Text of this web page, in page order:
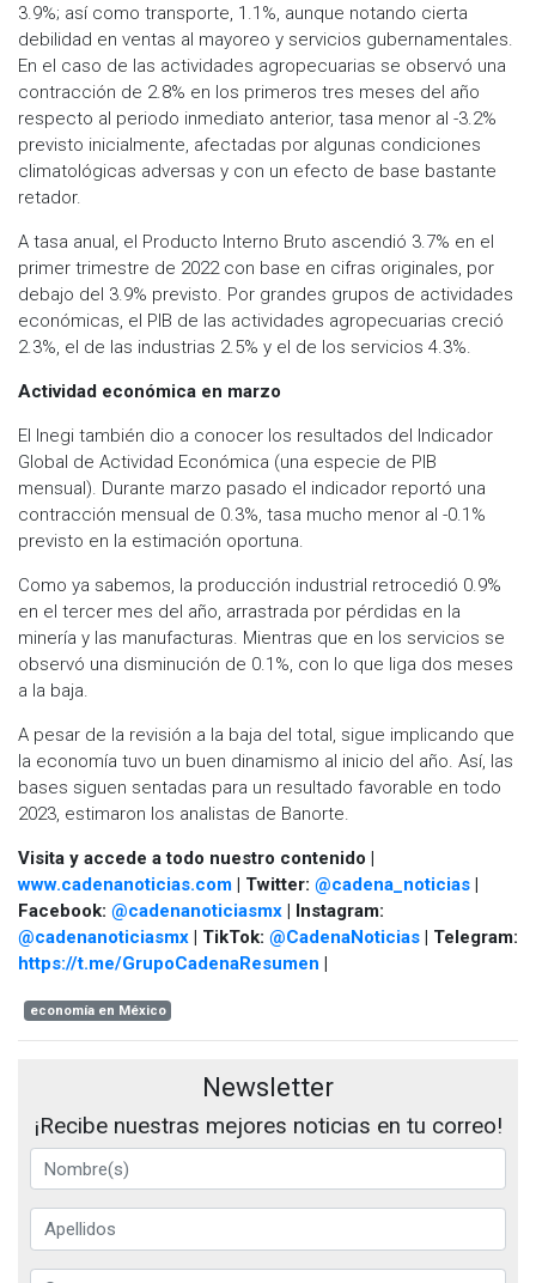
3.9%; así como transporte, 1.1%, aunque notando cierta
debilidad en ventas al mayoreo y servicios gubernamentales.
En el caso de las actividades agropecuarias se observó una
contracción de 2.8% en los primeros tres meses del año
respecto al periodo inmediato anterior, tasa menor al -3.2%
previsto inicialmente, afectadas por algunas condiciones
climatológicas adversas y con un efecto de base bastante
retador.
A tasa anual, el Producto Interno Bruto ascendió 3.7% en el
primer trimestre de 2022 con base en cifras originales, por
debajo del 3.9% previsto. Por grandes grupos de actividades
económicas, el PIB de las actividades agropecuarias creció
2.3%, el de las industrias 2.5% y el de los servicios 4.3%.
Actividad económica en marzo
El Inegi también dio a conocer los resultados del Indicador
Global de Actividad Económica (una especie de PIB
mensual). Durante marzo pasado el indicador reportó una
contracción mensual de 0.3%, tasa mucho menor al -0.1%
previsto en la estimación oportuna.
Como ya sabemos, la producción industrial retrocedió 0.9%
en el tercer mes del año, arrastrada por pérdidas en la
minería y las manufacturas. Mientras que en los servicios se
observó una disminución de 0.1%, con lo que liga dos meses
a la baja.
A pesar de la revisión a la baja del total, sigue implicando que
la economía tuvo un buen dinamismo al inicio del año. Así, las
bases siguen sentadas para un resultado favorable en todo
2023, estimaron los analistas de Banorte.
Visita y accede a todo nuestro contenido |
www.cadenanoticias.com | Twitter: @cadena_noticias |
Facebook: @cadenanoticiasmx | Instagram:
@cadenanoticiasmx | TikTok: @CadenaNoticias | Telegram:
https://t.me/GrupoCadenaResumen |
economía en México
Newsletter
¡Recibe nuestras mejores noticias en tu correo!